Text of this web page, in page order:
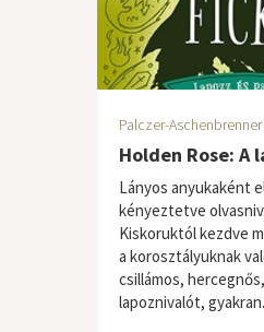
Palczer-Aschenbrenner
Holden Rose: A
Lányos anyukaként
kényeztetve
Kiskoruktól kezdve
a korosztályuknak
csillámos,
lapoznivalót,